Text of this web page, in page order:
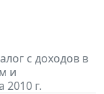
с доходов в
и
г.